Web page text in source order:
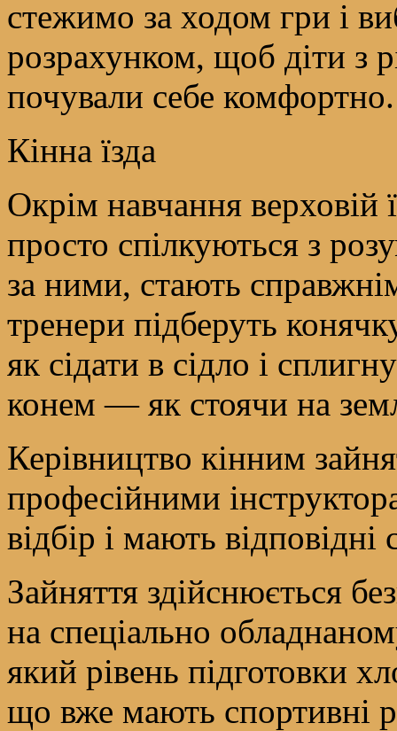
стежимо за ходом гри і
розрахунком, щоб діти з
почували себе комфортно.
Кінна їзда
Окрім навчання верховій
просто спілкуються з
за ними, стають
тренери підберуть
як сідати в сідло і
конем — як стоячи на
Керівництво кінним
професійними
відбір і мають
Зайняття здійснюється
на спеціально
який рівень підготовки
що вже мають спортивні